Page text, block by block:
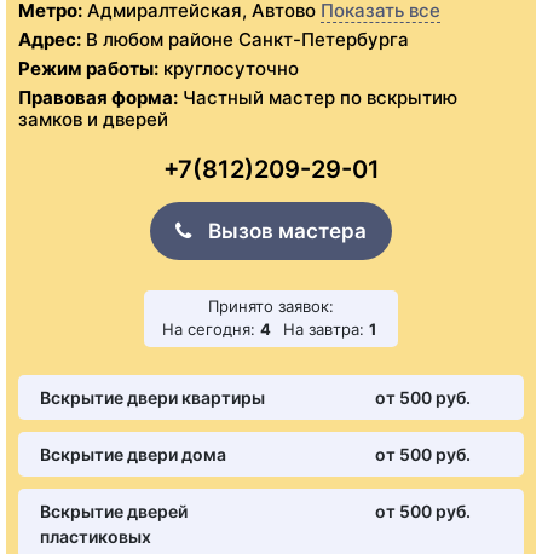
Метро: Адмиралтейская, Автово Показать все
Адрес: В любом районе Санкт-Петербурга
Режим работы: круглосуточно
Правовая форма: Частный мастер по вскрытию
замков и дверей
+7(812)209-29-01
Вызов мастера
Принято заявок:
На сегодня: 4 На завтра: 1
Вскрытие двери квартиры от 500 pуб.
Вскрытие двери дома от 500 pуб.
Вскрытие дверей
пластиковых
от 500 pуб.